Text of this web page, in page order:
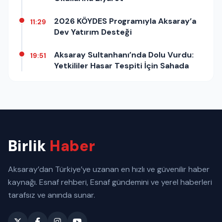
11:29
2026 KÖYDES Programıyla Aksaray’a
Dev Yatırım Desteği
19:51
Aksaray Sultanhanı’nda Dolu Vurdu:
Yetkililer Hasar Tespiti İçin Sahada
Birlik Haber
Aksaray’dan Türkiye’ye uzanan en hızlı ve güvenilir haber
kaynağı. Esnaf rehberi, Esnaf gündemini ve yerel haberleri
tarafsız ve anında sunar.